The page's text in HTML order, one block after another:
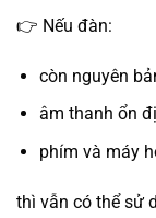
👉 Nếu đàn:
còn nguyên
âm thanh ổn
phím và máy
thì vẫn có thể sử